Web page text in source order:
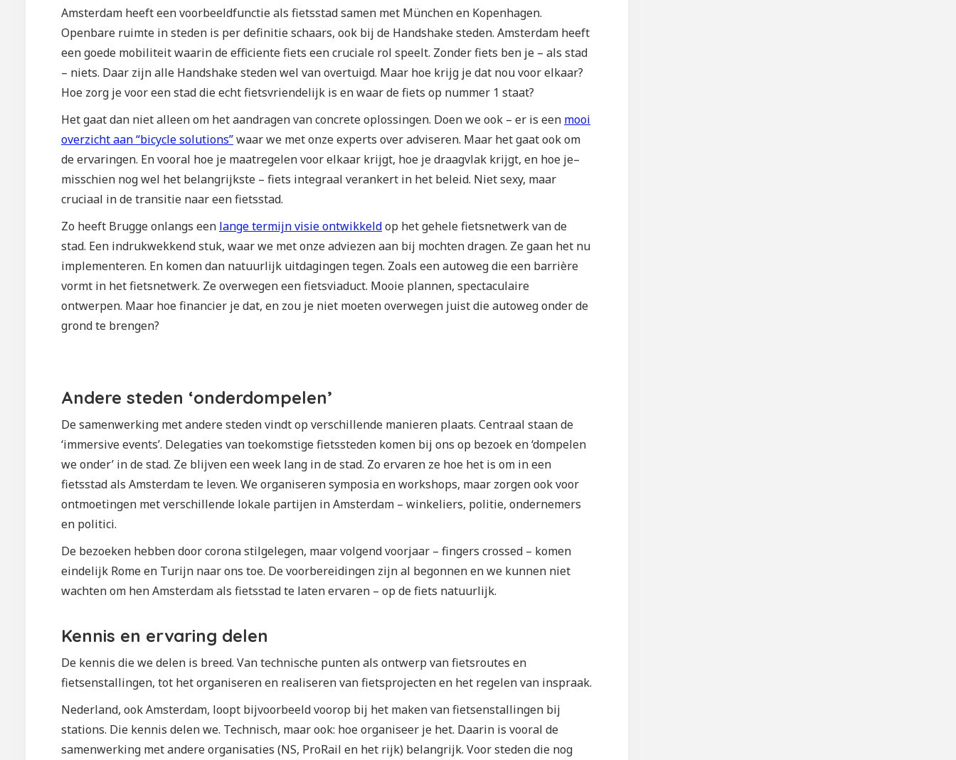
Amsterdam heeft een voorbeeldfunctie als fietsstad samen met München en Kopenhagen.
Openbare ruimte in steden is per definitie schaars, ook bij de Handshake steden. Amsterdam heeft
een goede mobiliteit waarin de efficiente fiets een cruciale rol speelt. Zonder fiets ben je – als stad
– niets. Daar zijn alle Handshake steden wel van overtuigd. Maar hoe krijg je dat nou voor elkaar?
Hoe zorg je voor een stad die echt fietsvriendelijk is en waar de fiets op nummer 1 staat?
Het gaat dan niet alleen om het aandragen van concrete oplossingen. Doen we ook – er is een mooi
overzicht aan “bicycle solutions”waar we met onze experts over adviseren. Maar het gaat ook om
de ervaringen. En vooral hoe je maatregelen voor elkaar krijgt, hoe je draagvlak krijgt, en hoe je–
misschien nog wel het belangrijkste – fiets integraal verankert in het beleid. Niet sexy, maar
cruciaal in de transitie naar een fietsstad.
Zo heeft Brugge onlangs een lange termijn visie ontwikkeldop het gehele fietsnetwerk van de
stad. Een indrukwekkend stuk, waar we met onze adviezen aan bij mochten dragen. Ze gaan het nu
implementeren. En komen dan natuurlijk uitdagingen tegen. Zoals een autoweg die een barrière
vormt in het fietsnetwerk. Ze overwegen een fietsviaduct. Mooie plannen, spectaculaire
ontwerpen. Maar hoe financier je dat, en zou je niet moeten overwegen juist die autoweg onder de
grond te brengen?
Andere steden ‘onderdompelen’
De samenwerking met andere steden vindt op verschillende manieren plaats. Centraal staan de
‘immersive events’. Delegaties van toekomstige fietssteden komen bij ons op bezoek en ‘dompelen
we onder’ in de stad. Ze blijven een week lang in de stad. Zo ervaren ze hoe het is om in een
fietsstad als Amsterdam te leven. We organiseren symposia en workshops, maar zorgen ook voor
ontmoetingen met verschillende lokale partijen in Amsterdam – winkeliers, politie, ondernemers
en politici.
De bezoeken hebben door corona stilgelegen, maar volgend voorjaar – fingers crossed – komen
eindelijk Rome en Turijn naar ons toe. De voorbereidingen zijn al begonnen en we kunnen niet
wachten om hen Amsterdam als fietsstad te laten ervaren – op de fiets natuurlijk.
Kennis en ervaring delen
De kennis die we delen is breed. Van technische punten als ontwerp van fietsroutes en
fietsenstallingen, tot het organiseren en realiseren van fietsprojecten en het regelen van inspraak.
Nederland, ook Amsterdam, loopt bijvoorbeeld voorop bij het maken van fietsenstallingen bij
stations. Die kennis delen we. Technisch, maar ook: hoe organiseer je het. Daarin is vooral de
samenwerking met andere organisaties (NS, ProRail en het rijk) belangrijk. Voor steden die nog